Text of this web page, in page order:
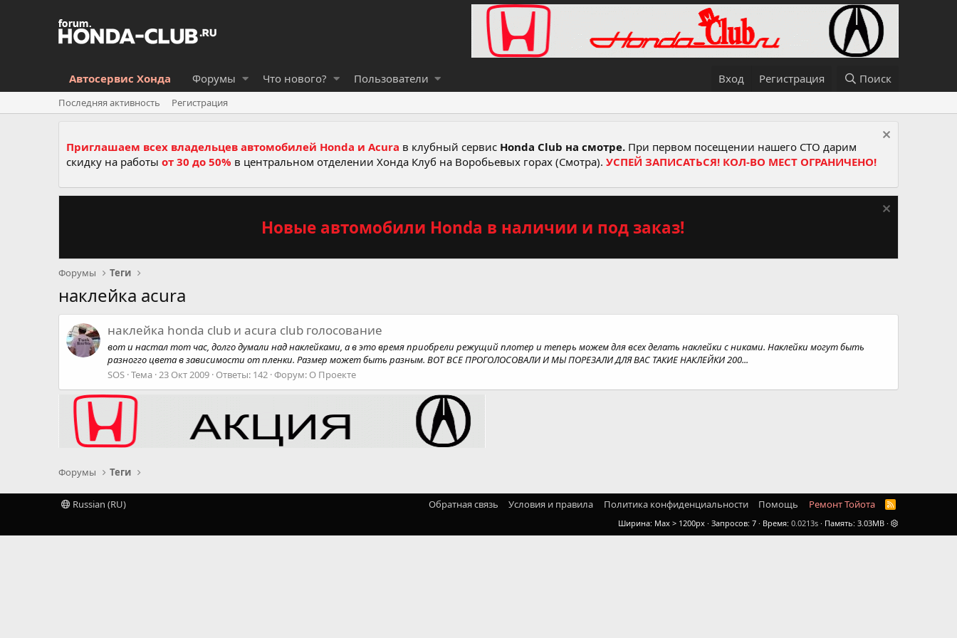
Автосервис Хонда Форумы Что нового? Пользователи Вход Регистрация Поиск
Последняя активность Регистрация
Приглашаем всех владельцев автомобилей Honda и Acura в клубный сервис Honda Club на смотре. При первом посещении нашего СТО дарим
скидку на работы от 30 до 50% в центральном отделении Хонда Клуб на Воробьевых горах (Смотра). УСПЕЙ ЗАПИСАТЬСЯ! КОЛ-ВО МЕСТ ОГРАНИЧЕНО!
Новые автомобили Honda в наличии и под заказ!
Форумы Теги
наклейка acura
наклейка honda club и acura club голосование
вот и настал тот час, долго думали над наклейками, а в это время приобрели режущий плотер и теперь можем для всех делать наклейки с никами. Наклейки могут быть
разногго цвета в зависимости от пленки. Размер может быть разным. ВОТ ВСЕ ПРОГОЛОСОВАЛИ И МЫ ПОРЕЗАЛИ ДЛЯ ВАС ТАКИЕ НАКЛЕЙКИ 200...
SOS Тема 23 Окт 2009 Ответы: 142 Форум: О Проекте
Форумы Теги
Russian (RU) Обратная связь Условия и правила Политика конфиденциальности Помощь Ремонт Тойота
R
S
Ширина Запросов 7 Время 0.0213s Память 3.03MB